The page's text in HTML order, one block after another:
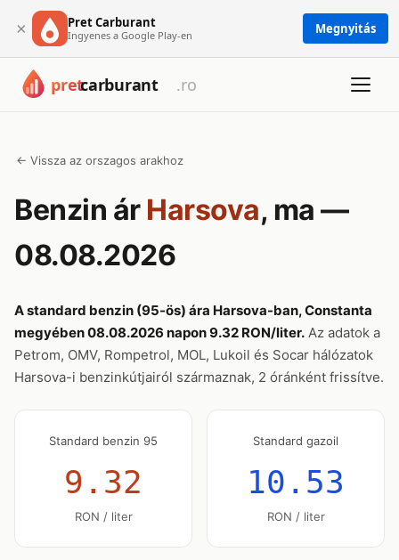
× Pret Carburant
Ingyenes a Google Play-en Megnyitás
← Vissza az orszagos arakhoz
Benzin ár Harsova, ma —
08.08.2026
A standard benzin (95-ös) ára Harsova-ban, Constanta
megyében 08.08.2026 napon 9.32 RON/liter. Az adatok a
Petrom, OMV, Rompetrol, MOL, Lukoil és Socar hálózatok
Harsova-i benzinkútjairól származnak, 2 óránként frissítve.
Standard benzin 95
9.32
RON / liter
Standard gazoil
10.53
RON / liter